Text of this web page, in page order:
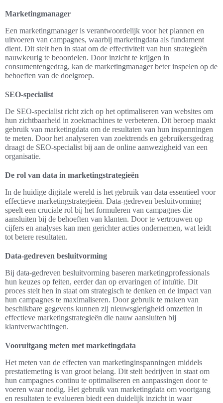
Marketingmanager
Een marketingmanager is verantwoordelijk voor het plannen en
uitvoeren van campagnes, waarbij marketingdata als fundament
dient. Dit stelt hen in staat om de effectiviteit van hun strategieën
nauwkeurig te beoordelen. Door inzicht te krijgen in
consumentengedrag, kan de marketingmanager beter inspelen op de
behoeften van de doelgroep.
SEO-specialist
De SEO-specialist richt zich op het optimaliseren van websites om
hun zichtbaarheid in zoekmachines te verbeteren. Dit beroep maakt
gebruik van marketingdata om de resultaten van hun inspanningen
te meten. Door het analyseren van zoektrends en gebruikersgedrag
draagt de SEO-specialist bij aan de online aanwezigheid van een
organisatie.
De rol van data in marketingstrategieën
In de huidige digitale wereld is het gebruik van data essentieel voor
effectieve marketingstrategieën. Data-gedreven besluitvorming
speelt een cruciale rol bij het formuleren van campagnes die
aansluiten bij de behoeften van klanten. Door te vertrouwen op
cijfers en analyses kan men gerichter acties ondernemen, wat leidt
tot betere resultaten.
Data-gedreven besluitvorming
Bij data-gedreven besluitvorming baseren marketingprofessionals
hun keuzes op feiten, eerder dan op ervaringen of intuïtie. Dit
proces stelt hen in staat om strategisch te denken en de impact van
hun campagnes te maximaliseren. Door gebruik te maken van
beschikbare gegevens kunnen zij nieuwsgierigheid omzetten in
effectieve marketingstrategieën die nauw aansluiten bij
klantverwachtingen.
Vooruitgang meten met marketingdata
Het meten van de effecten van marketinginspanningen middels
prestatiemeting is van groot belang. Dit stelt bedrijven in staat om
hun campagnes continu te optimaliseren en aanpassingen door te
voeren waar nodig. Het gebruik van marketingdata om voortgang
en resultaten te evalueren biedt een duidelijk inzicht in waar